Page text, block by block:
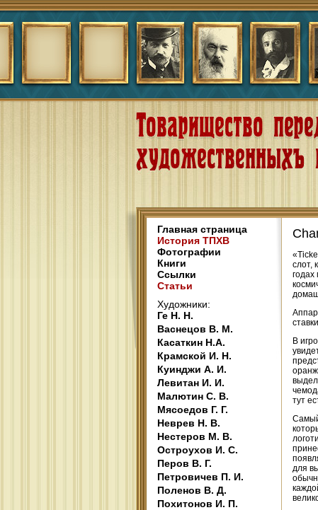
Главная страница
История ТПХВ
Фотографии
Книги
Ссылки
Статьи
Художники:
Ге Н. Н.
Васнецов В. М.
Касаткин Н.А.
Крамской И. Н.
Куинджи А. И.
Левитан И. И.
Малютин С. В.
Мясоедов Г. Г.
Неврев Н. В.
Нестеров М. В.
Остроухов И. С.
Перов В. Г.
Петровичев П. И.
Поленов В. Д.
Похитонов И. П.
слот,
В
тут
для